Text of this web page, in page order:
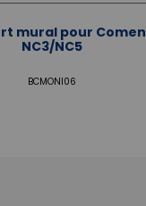
mural pour Comen
NC3/NC5
BCMONI06